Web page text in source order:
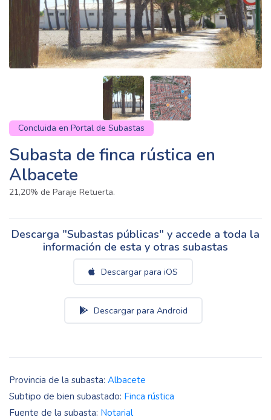
Concluida en Portal de Subastas
Subasta de finca rústica en
Albacete
21,20% de Paraje Retuerta.
Descarga "Subastas públicas" y accede a toda la
información de esta y otras subastas
Descargar para iOS
Descargar para Android
Provincia de la subasta: Albacete
Subtipo de bien subastado: Finca rústica
Fuente de la subasta: Notarial